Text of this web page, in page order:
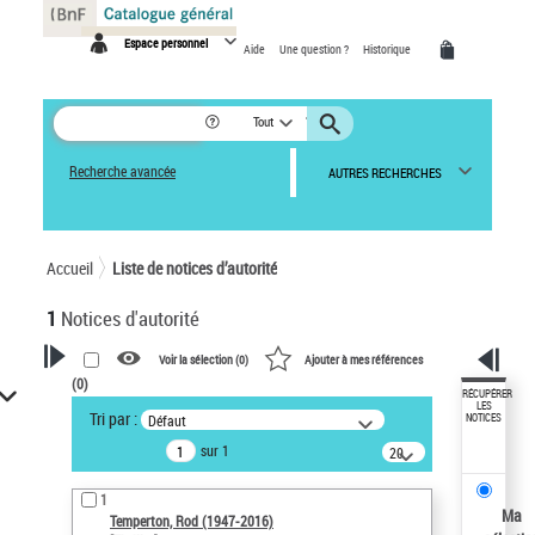
Espace personnel Aide Une question ? Historique
Tout
Recherche avancée AUTRES RECHERCHES
Accueil Liste de notices d’autorité
1 Notices d'autorité
VOTRE RECHERCHE
Recherche avancée dans les
notices d’autorité
Œuvres liées à l'auteur :
Temperton, Rod (1947-2016)
Voir la sélection (0) Ajouter à mes références
(0)
Tri par : Défaut
sur 1
20
résultats/page
1
Temperton, Rod (1947-2016)
RÉCUPÉRER
LES
NOTICES
Ma
Panneau de gestion des cookies